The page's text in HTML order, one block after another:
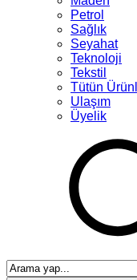
Petrol
Sağlık
Seyahat
Teknoloji
Tekstil
Tütün
Ulaşım
Üyelik